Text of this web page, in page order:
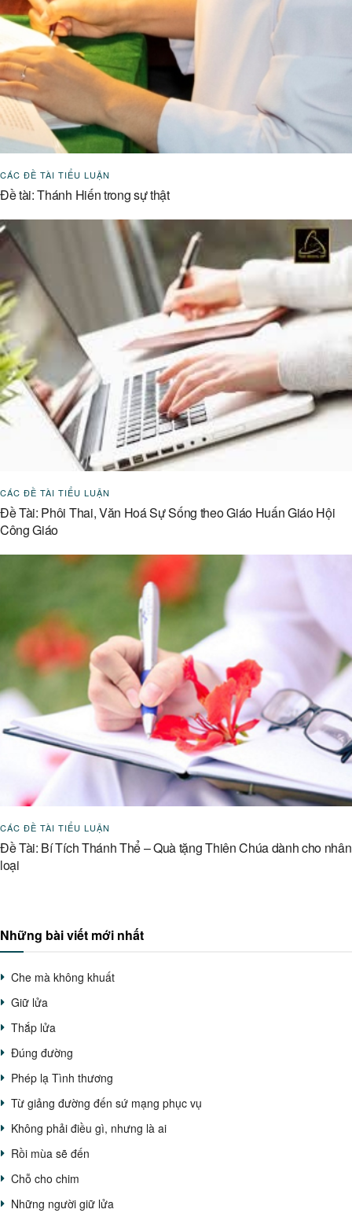
CÁC ĐỀ TÀI TIỂU LUẬN
Đề tài: Thánh Hiến trong sự thật
CÁC ĐỀ TÀI TIỂU LUẬN
Đề Tài: Phôi Thai, Văn Hoá Sự Sống theo Giáo Huấn Giáo Hội
Công Giáo
CÁC ĐỀ TÀI TIỂU LUẬN
Đề Tài: Bí Tích Thánh Thể – Quà tặng Thiên Chúa dành cho nhân
loại
Những bài viết mới nhất
Che mà không khuất
Giữ lửa
Thắp lửa
Đúng đường
Phép lạ Tình thương
Từ giảng đường đến sứ mạng phục vụ
Không phải điều gì, nhưng là ai
Rồi mùa sẽ đến
Chỗ cho chim
Những người giữ lửa